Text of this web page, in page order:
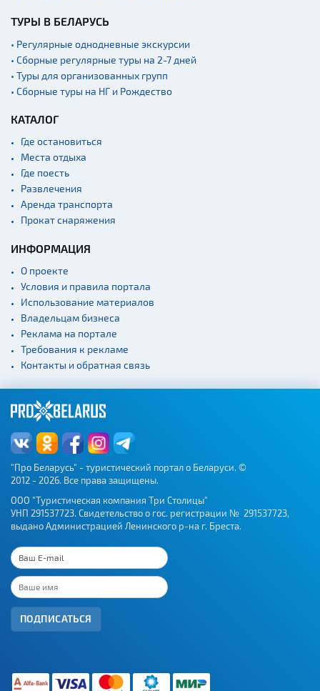
ТУРЫ В БЕЛАРУСЬ
• Регулярные однодневные экскурсии
• Сборные регулярные туры на 2-7 дней
• Туры для организованных групп
• Сборные туры на НГ и Рождество
КАТАЛОГ
Где остановиться
Места отдыха
Где поесть
Развлечения
Аренда транспорта
Прокат снаряжения
ИНФОРМАЦИЯ
О проекте
Условия и правила портала
Использование материалов
Владельцам бизнеса
Реклама на портале
Требования к рекламе
Контакты и обратная связь
"Про Беларусь" - туристический портал о Беларуси. ©
2012 - 2026. Все права защищены.
ООО "Туристическая компания Три Столицы"
УНП 291537723. Свидетельство о гос. регистрации № 291537723,
выдано Администрацией Ленинского р-на г. Бреста.
ПОДПИСАТЬСЯ